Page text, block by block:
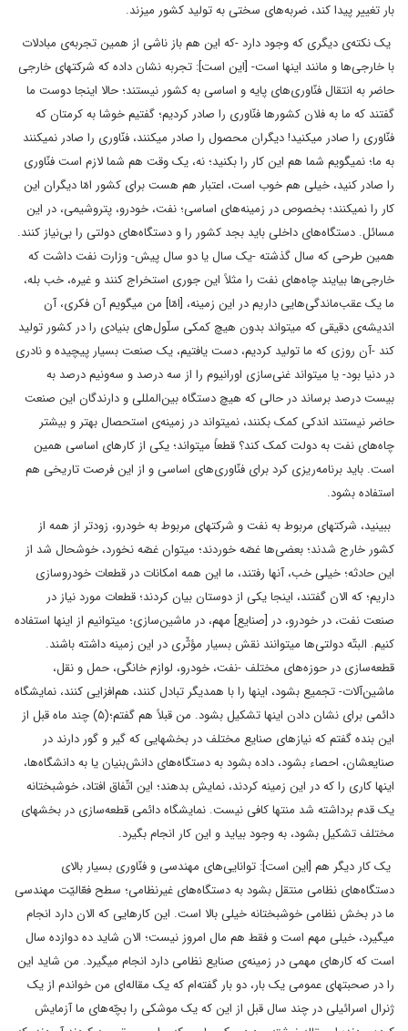
بار تغییر پیدا کند، ضربه‌های سختی به تولید کشور میزند.
یک نکته‌ی دیگری که وجود دارد -که این هم باز ناشی از همین تجربه‌ی مبادلات
با خارجی‌ها و مانند اینها است- [این است]: تجربه نشان داده که شرکتهای خارجی
حاضر به انتقال فنّاوری‌های پایه و اساسی به کشور نیستند؛ حالا اینجا دوست ما
گفتند که ما به فلان کشورها فنّاوری را صادر کردیم؛ گفتیم خوشا به کرمتان که
فنّاوری را صادر میکنید! دیگران محصول را صادر میکنند، فنّاوری را صادر نمیکنند
به ما؛ نمیگویم شما هم این کار را بکنید؛ نه، یک وقت هم شما لازم است فنّاوری
را صادر کنید، خیلی هم خوب است، اعتبار هم هست برای کشور امّا دیگران این
کار را نمیکنند؛ بخصوص در زمینه‌های اساسی؛ نفت، خودرو، پتروشیمی، در این
مسائل. دستگاه‌های داخلی باید بجد کشور را و دستگاه‌های دولتی را بی‌نیاز کنند.
همین طرحی که سال گذشته -یک سال یا دو سال پیش- وزارت نفت داشت که
خارجی‌ها بیایند چاه‌های نفت را مثلاً این‌‌ جوری استخراج کنند و غیره، خب بله،
ما یک عقب‌ماندگی‌هایی داریم در این زمینه، [امّا] من میگویم آن فکری، آن
اندیشه‌ی دقیقی که میتواند بدون هیچ کمکی سلّول‌های بنیادی را در کشور تولید
کند -آن روزی که ما تولید کردیم، دست یافتیم، یک صنعت بسیار پیچیده و نادری
در دنیا بود- یا میتواند غنی‌سازی اورانیوم را از سه درصد و سه‌و‌نیم درصد به
بیست درصد برساند در حالی که هیچ دستگاه بین‌المللی و دارندگان این صنعت
حاضر نیستند اندکی کمک بکنند، نمیتواند در زمینه‌ی استحصال بهتر و بیشتر
چاه‌های نفت به دولت کمک کند؟ قطعاً میتواند؛ یکی از کارهای اساسی همین
است. باید برنامه‌ریزی کرد برای فنّاوری‌های اساسی و از این فرصت تاریخی هم
استفاده بشود.
ببینید، شرکتهای مربوط به نفت و شرکتهای مربوط به خودرو، زودتر از همه از
کشور خارج شدند؛‌ بعضی‌ها غصّه خوردند؛ میتوان غصّه نخورد، خوشحال شد از
این حادثه؛ خیلی خب، آنها رفتند، ما این همه امکانات در قطعات خودروسازی
داریم؛ ‌که الان گفتند، اینجا یکی از دوستان بیان کردند؛ قطعات مورد نیاز در
صنعت نفت، در خودرو،‌ در [صنایع] مهم، در ماشین‌سازی؛ میتوانیم از اینها استفاده
کنیم. البتّه دولتی‌ها میتوانند نقش بسیار مؤثّری در این زمینه داشته باشند.
قطعه‌سازی در حوزه‌های مختلف -نفت، خودرو، لوازم خانگی، حمل و ‌نقل،
ماشین‌آلات- تجمیع بشود، اینها را با همدیگر تبادل کنند، هم‌افزایی کنند، نمایشگاه
دائمی برای نشان دادن اینها تشکیل بشود. من قبلاً هم گفتم؛(۵) چند ماه قبل از
این بنده گفتم که نیازهای صنایع مختلف در بخشهایی که گیر و گور دارند در
صنایعشان، احصاء بشود، داده بشود به دستگاه‌های دانش‌بنیان یا به دانشگاه‌ها،
اینها کاری را که در این زمینه کردند، نمایش بدهند؛ این اتّفاق افتاد، خوشبختانه
یک قدم برداشته شد منتها کافی نیست. نمایشگاه دائمی قطعه‌سازی در بخشهای
مختلف تشکیل بشود، به وجود بیاید و این کار انجام بگیرد.
یک کار دیگر هم [این است]: توانایی‌های مهندسی و فنّاوری بسیار بالای
دستگاه‌های نظامی منتقل بشود به دستگاه‌های غیرنظامی؛ سطح فعّالیّت مهندسی
ما در بخش نظامی خوشبختانه ‌خیلی بالا است. این کارهایی که الان دارد انجام
میگیرد، خیلی مهم است و فقط هم مال امروز نیست؛ الان شاید ده دوازده سال
است که کارهای مهمی در زمینه‌ی صنایع نظامی دارد انجام میگیرد. من شاید این
را در صحبتهای عمومی یک بار، دو بار گفته‌ام که یک مقاله‌ای من خواندم از یک
ژنرال اسرائیلی در چند سال قبل از این که یک موشکی را بچّه‌های ما آزمایش